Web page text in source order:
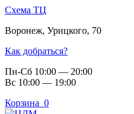
Схема ТЦ
Воронеж, Урицкого, 70
Как добраться?
Пн-Сб 10:00 — 20:00
Вс 10:00 — 19:00
Корзина 0